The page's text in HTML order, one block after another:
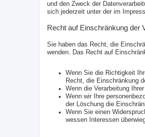
und den Zweck der
sich jederzeit unter der im
Recht auf Einschränkung der
Sie haben das Recht, die
wenden. Das Recht auf
Wenn Sie die Richtigkeit
Recht, die Einschränkung
Wenn die Verarbeitung
Wenn wir Ihre
der Löschung die
Wenn Sie einen
wessen Interessen